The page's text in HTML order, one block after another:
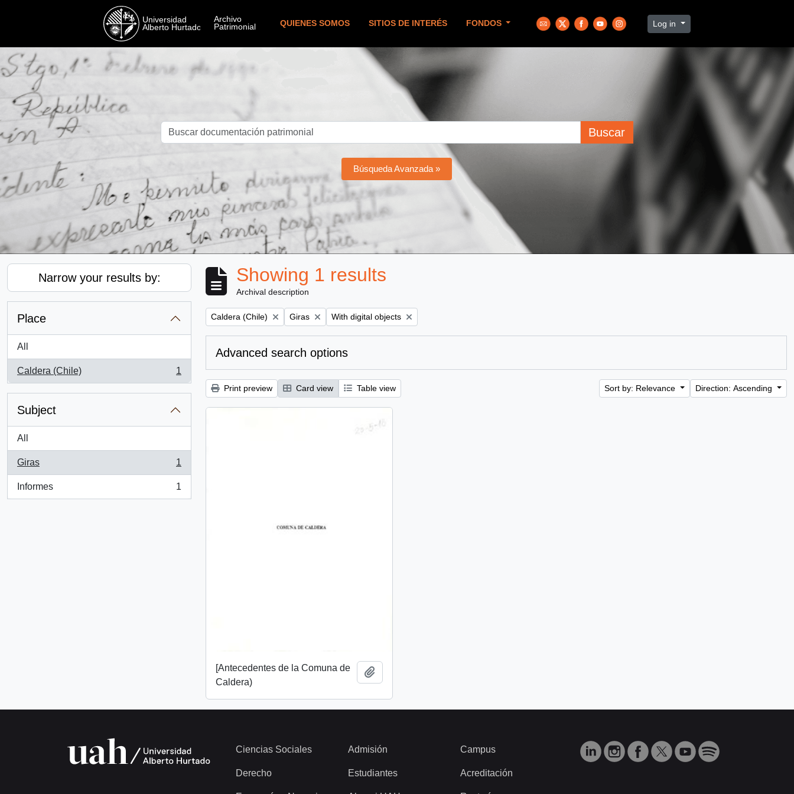
QUIENES SOMOS SITIOS DE INTERÉS FONDOS Log in
Buscar
Búsqueda Avanzada »
Narrow your results by:
Place
All
Caldera (Chile)
, 1 results
1
Subject
All
Giras
, 1 results
1
Informes
, 1 results
1
Showing 1 results
Archival description
Remove filter:
Caldera (Chile) Remove filter:
Giras Remove filter:
With digital objects
Advanced search options
Print preview Card view Table view Sort by: Relevance Direction: Ascending
[Antecedentes de la Comuna de
Caldera)
Ciencias Sociales
Derecho
Admisión
Estudiantes
Campus
Acreditación